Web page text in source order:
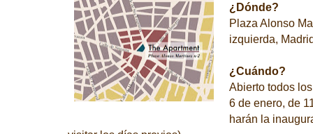
¿Dónde?
Plaza Alonso
izquierda,
¿Cuándo?
Abierto todos
6 de enero, de
harán la